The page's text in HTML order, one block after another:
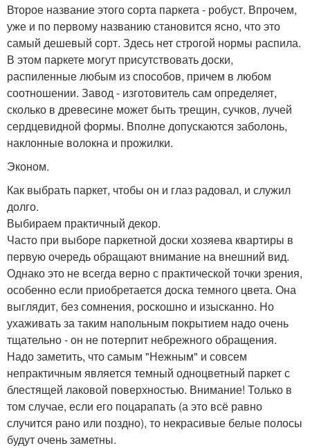
Второе название этого сорта паркета - робуст. Впрочем,
уже и по первому названию становится ясно, что это
самый дешевый сорт. Здесь нет строгой нормы распила.
В этом паркете могут присутствовать доски,
распиленные любым из способов, причем в любом
соотношении. Завод - изготовитель сам определяет,
сколько в древесине может быть трещин, сучков, лучей
сердцевидной формы. Вполне допускаются заболонь,
наклонные волокна и прожилки.
Эконом.
Как выбрать паркет, чтобы он и глаз радовал, и служил
долго.
Выбираем практичный декор.
Часто при выборе паркетной доски хозяева квартиры в
первую очередь обращают внимание на внешний вид.
Однако это не всегда верно с практической точки зрения,
особенно если приобретается доска темного цвета. Она
выглядит, без сомнения, роскошно и изысканно. Но
ухаживать за таким напольным покрытием надо очень
тщательно - он не потерпит небрежного обращения.
Надо заметить, что самым "Нежным" и совсем
непрактичным является темный одноцветный паркет с
блестящей лаковой поверхностью. Внимание! Только в
том случае, если его поцарапать (а это всё равно
случится рано или поздно), то некрасивые белые полосы
будут очень заметны.